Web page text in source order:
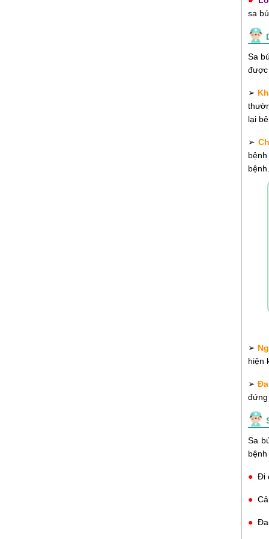
sa
Sa
được
➢
lại
➢
bệnh.
➢
hiện
➢
đứng
Sa
● Đi
●
●